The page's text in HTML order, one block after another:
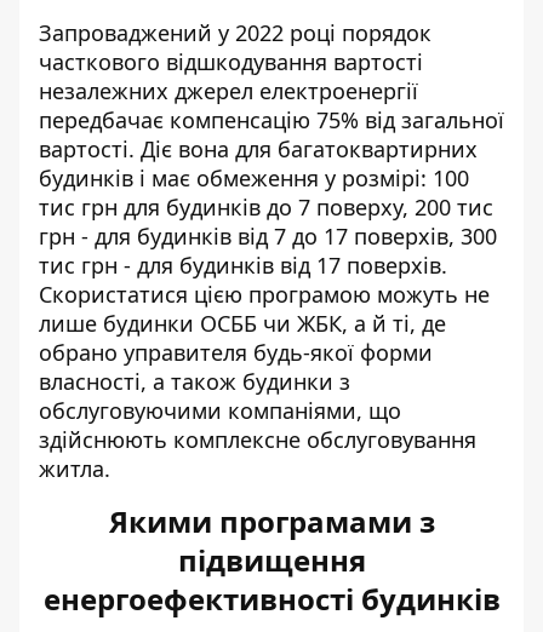
Запроваджений у 2022 році порядок
часткового відшкодування вартості
незалежних джерел електроенергії
передбачає компенсацію 75% від загальної
вартості. Діє вона для багатоквартирних
будинків і має обмеження у розмірі: 100
тис грн для будинків до 7 поверху, 200 тис
грн - для будинків від 7 до 17 поверхів, 300
тис грн - для будинків від 17 поверхів.
Скористатися цією програмою можуть не
лише будинки ОСББ чи ЖБК, а й ті, де
обрано управителя будь-якої форми
власності, а також будинки з
обслуговуючими компаніями, що
здійснюють комплексне обслуговування
житла.
Якими програмами з
підвищення
енергоефективності будинків